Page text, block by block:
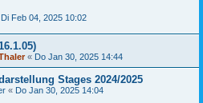
Di Feb 04, 2025 10:02
« Do Jan 30, 2025 14:44
Stages 2024/2025
« Do Jan 30, 2025 14:04